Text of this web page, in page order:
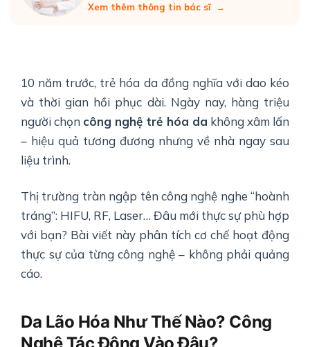
Xem thêm thông tin bác sĩ
→
10 năm trước, trẻ hóa da đồng nghĩa với dao kéo
và thời gian hồi phục dài. Ngày nay, hàng triệu
người chọn công nghệ trẻ hóa da không xâm lấn
– hiệu quả tương đương nhưng về nhà ngay sau
liệu trình.
Thị trường tràn ngập tên công nghệ nghe “hoành
tráng”: HIFU, RF, Laser… Đâu mới thực sự phù hợp
với bạn? Bài viết này phân tích cơ chế hoạt động
thực sự của từng công nghệ – không phải quảng
cáo.
Da Lão Hóa Như Thế Nào? Công
Nghệ Tác Động Vào Đâu?